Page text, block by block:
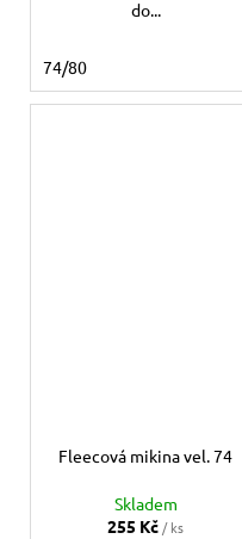
do...
74/80
Fleecová mikina vel. 74
Skladem
255 Kč/ ks